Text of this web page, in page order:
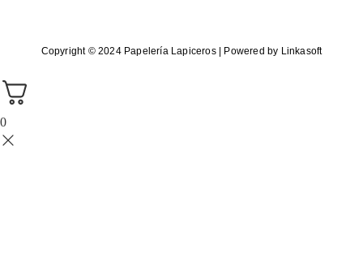
Copyright © 2024 Papelería Lapiceros | Powered by Linkasoft
0